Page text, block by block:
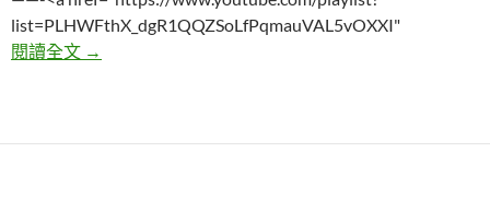
list=PLHWFthX_dgR1QQZSoLfPqmauVAL5vOXXI"
閱讀全文 五個看完需要換褲子的恐怖靈異畫面
→